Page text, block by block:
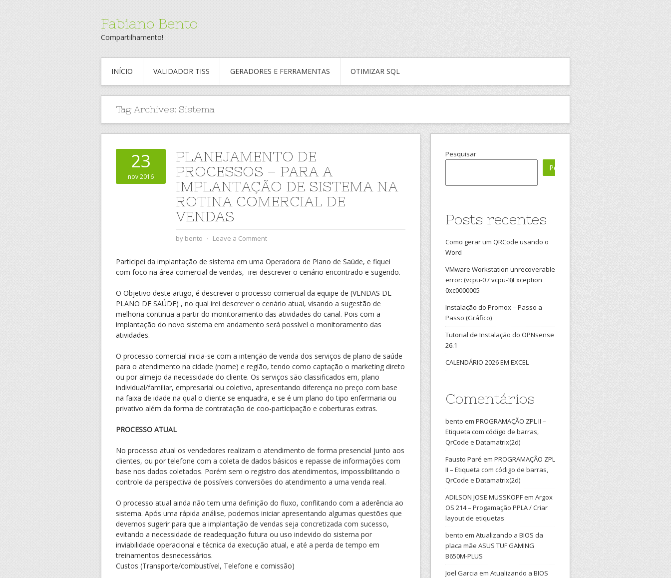
Fabiano Bento
Compartilhamento!
INÍCIO VALIDADOR TISS GERADORES E FERRAMENTAS OTIMIZAR SQL
Tag Archives: Sistema
23
nov 2016
PLANEJAMENTO DE
PROCESSOS – PARA A
IMPLANTAÇÃO DE SISTEMA NA
ROTINA COMERCIAL DE
VENDAS
by bento ⋅ Leave a Comment
Participei da implantação de sistema em uma Operadora de Plano de Saúde, e fiquei
com foco na área comercial de vendas, irei descrever o cenário encontrado e sugerido.
O Objetivo deste artigo, é descrever o processo comercial da equipe de (VENDAS DE
PLANO DE SAÚDE) , no qual irei descrever o cenário atual, visando a sugestão de
melhoria continua a partir do monitoramento das atividades do canal. Pois com a
implantação do novo sistema em andamento será possível o monitoramento das
atividades.
O processo comercial inicia-se com a intenção de venda dos serviços de plano de saúde
para o atendimento na cidade (nome) e região, tendo como captação o marketing direto
ou por almejo da necessidade do cliente. Os serviços são classificados em, plano
individual/familiar, empresarial ou coletivo, apresentando diferença no preço com base
na faixa de idade na qual o cliente se enquadra, e se é um plano do tipo enfermaria ou
privativo além da forma de contratação de coo-participação e coberturas extras.
PROCESSO ATUAL
No processo atual os vendedores realizam o atendimento de forma presencial junto aos
clientes, ou por telefone com a coleta de dados básicos e repasse de informações com
base nos dados coletados. Porém sem o registro dos atendimentos, impossibilitando o
controle da perspectiva de possíveis conversões do atendimento a uma venda real.
O processo atual ainda não tem uma definição do fluxo, conflitando com a aderência ao
sistema. Após uma rápida análise, podemos iniciar apresentando algumas questões que
devemos sugerir para que a implantação de vendas seja concretizada com sucesso,
evitando a necessidade de readequação futura ou uso indevido do sistema por
inviabilidade operacional e técnica da execução atual, e até a perda de tempo em
treinamentos desnecessários.
Custos (Transporte/combustível, Telefone e comissão)
Pesquisar
Pesquisar
Posts recentes
Como gerar um QRCode usando o
Word
VMware Workstation unrecoverable
error: (vcpu-0 / vcpu-3)Exception
0xc0000005
Instalação do Promox – Passo a
Passo (Gráfico)
Tutorial de Instalação do OPNsense
26.1
CALENDÁRIO 2026 EM EXCEL
Comentários
bento em PROGRAMAÇÃO ZPL II –
Etiqueta com código de barras,
QrCode e Datamatrix(2d)
Fausto Paré em PROGRAMAÇÃO ZPL
II – Etiqueta com código de barras,
QrCode e Datamatrix(2d)
ADILSON JOSE MUSSKOPFem Argox
OS 214 – Progamação PPLA / Criar
layout de etiquetas
bento em Atualizando a BIOS da
placa mãe ASUS TUF GAMING
B650M-PLUS
Joel Garcia em Atualizando a BIOS